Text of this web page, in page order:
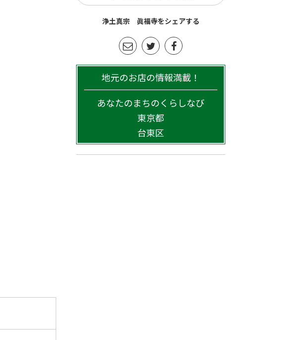
浄土真宗 眞福寺をシェアする
地元のお店の情報満載！
あなたのまちのくらしなび
東京都
台東区